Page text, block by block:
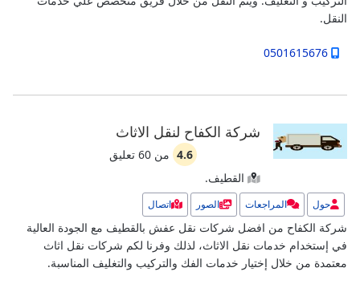
النقل.
0501615676
شركة الكفاح لنقل الاثاث
4.6 من 60 تعليق
القطيف.
حول المراجعات الصور اتصال
شركة الكفاح من افضل شركات نقل عفش بالقطيف مع الجودة العالية
في إستخدام خدمات نقل الاثاث، لذلك وفرنا لكم شركات نقل اثاث
معتمدة من خلال إختيار خدمات الفك والتركيب والتغليف المناسبة.